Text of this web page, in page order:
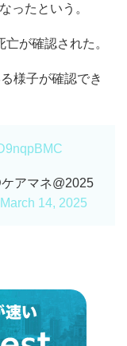
ったという。
が確認された。
様子が確認でき
アマネ@2025
March 14, 2025